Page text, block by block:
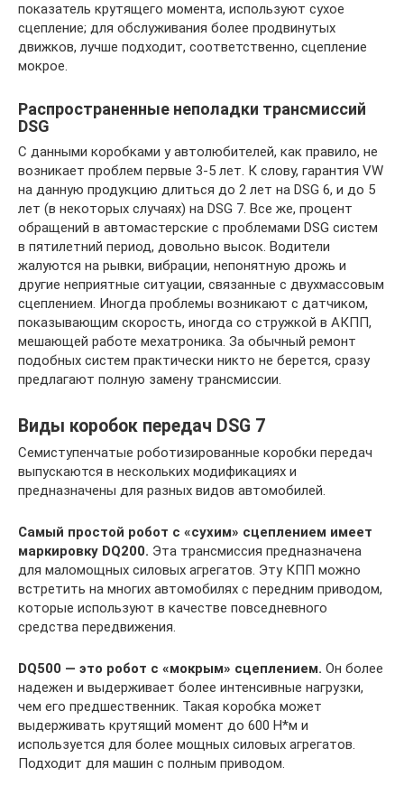
показатель крутящего момента, используют сухое
сцепление; для обслуживания более продвинутых
движков, лучше подходит, соответственно, сцепление
мокрое.
Распространенные неполадки трансмиссий
DSG
С данными коробками у автолюбителей, как правило, не
возникает проблем первые 3-5 лет. К слову, гарантия VW
на данную продукцию длиться до 2 лет на DSG 6, и до 5
лет (в некоторых случаях) на DSG 7. Все же, процент
обращений в автомастерские с проблемами DSG систем
в пятилетний период, довольно высок. Водители
жалуются на рывки, вибрации, непонятную дрожь и
другие неприятные ситуации, связанные с двухмассовым
сцеплением. Иногда проблемы возникают с датчиком,
показывающим скорость, иногда со стружкой в АКПП,
мешающей работе мехатроника. За обычный ремонт
подобных систем практически никто не берется, сразу
предлагают полную замену трансмиссии.
Виды коробок передач DSG 7
Семиступенчатые роботизированные коробки передач
выпускаются в нескольких модификациях и
предназначены для разных видов автомобилей.
Самый простой робот с «сухим» сцеплением имеет
маркировку DQ200. Эта трансмиссия предназначена
для маломощных силовых агрегатов. Эту КПП можно
встретить на многих автомобилях с передним приводом,
которые используют в качестве повседневного
средства передвижения.
DQ500 — это робот с «мокрым» сцеплением. Он более
надежен и выдерживает более интенсивные нагрузки,
чем его предшественник. Такая коробка может
выдерживать крутящий момент до 600 Н*м и
используется для более мощных силовых агрегатов.
Подходит для машин с полным приводом.